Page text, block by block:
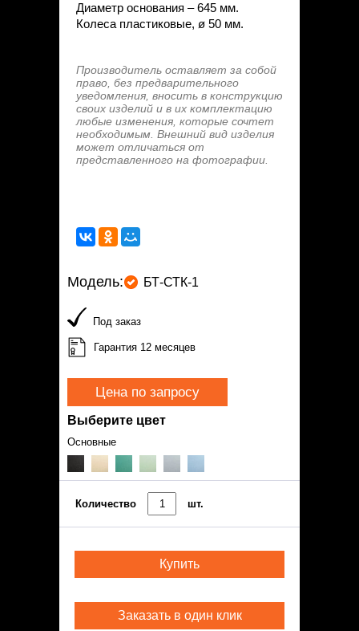
Диаметр основания – 645 мм.
Колеса пластиковые, ø 50 мм.
Производитель оставляет за собой
право, без предварительного
уведомления, вносить в конструкцию
своих изделий и в их комплектацию
любые изменения, которые сочтет
необходимым. Внешний вид изделия
может отличаться от
представленного на фотографии.
Модель: БТ-СТК-1
Под заказ
Гарантия 12 месяцев
Цена по запросу
Выберите цвет
Основные
Количество шт.
Купить
Заказать в один клик